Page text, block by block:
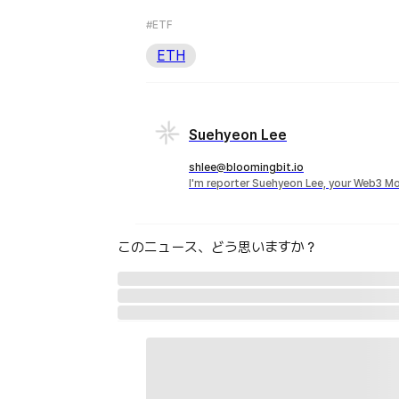
#ETF
ETH
Suehyeon Lee
shlee@bloomingbit.io
I'm reporter Suehyeon Lee, your Web3
このニュース、どう思いますか？